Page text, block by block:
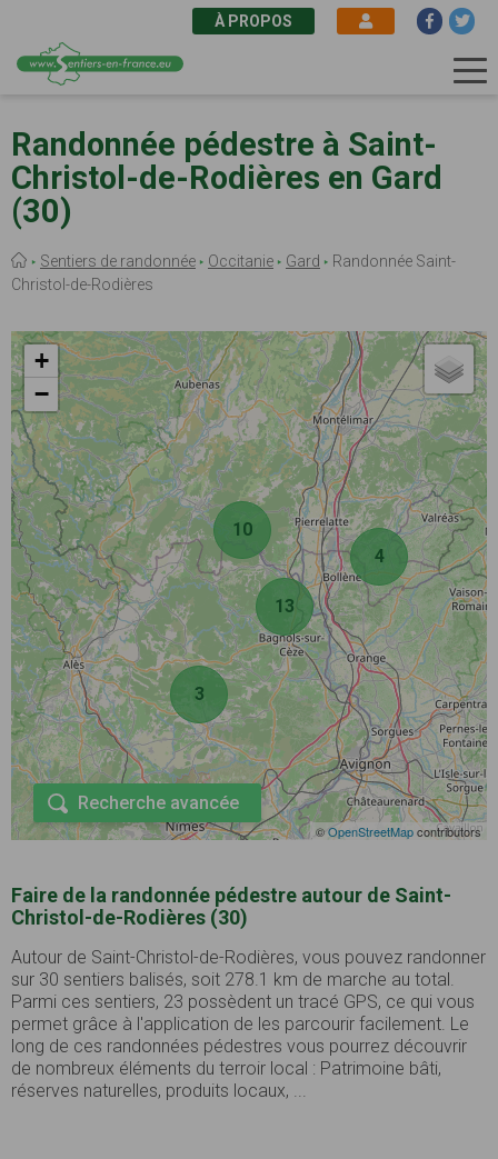
au
contenu
principal
À PROPOS
Randonnée pédestre à Saint-
Christol-de-Rodières en Gard
(30)
Fil
d'Ariane
Sentiers de randonnée Occitanie Gard
Randonnée Saint-
Christol-de-Rodières
3
4
10
13
+
−
©OpenStreetMapcontributors
Recherche avancée
Faire de la randonnée pédestre autour de Saint-
Christol-de-Rodières (30)
Autour de Saint-Christol-de-Rodières, vous pouvez randonner
sur 30 sentiers balisés, soit 278.1 km de marche au total.
Parmi ces sentiers, 23 possèdent un tracé GPS, ce qui vous
permet grâce à l'application de les parcourir facilement. Le
long de ces randonnées pédestres vous pourrez découvrir
de nombreux éléments du terroir local : Patrimoine bâti,
réserves naturelles, produits locaux, ...